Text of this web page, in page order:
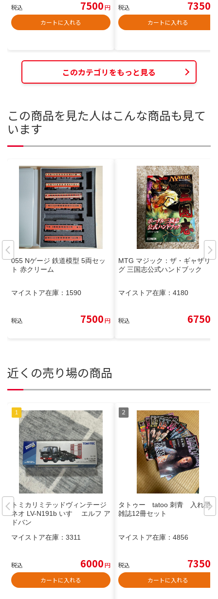
税込 7500円
カートに入れる
税込 7350
カートに入れる
このカテゴリをもっと見る
この商品を見た人はこんな商品も見て
います
055 Nゲージ 鉄道模型 5両セッ
ト 赤クリーム
マイストア在庫： 1590
税込 7500円
MTG マジック：ザ・ギャザリン
グ 三国志公式ハンドブック
マイストア在庫： 4180
税込 6750
近くの売り場の商品
トミカリミテッドヴィンテージ
ネオ LV-N191b いすゞ エルフ ア
ドバン
マイストア在庫： 3311
税込 6000円
カートに入れる
タトゥー tatoo 刺青 入れ墨
雑誌12冊セット
マイストア在庫： 4856
税込 7350
カートに入れる